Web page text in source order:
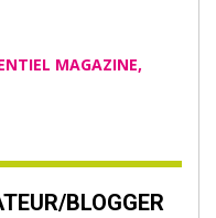
MAGAZINE,
BLOGGER